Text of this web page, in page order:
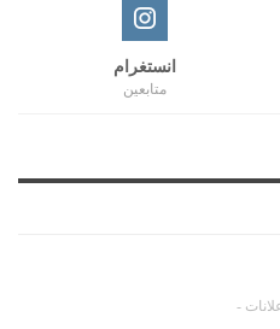
انستغرام
متابعين